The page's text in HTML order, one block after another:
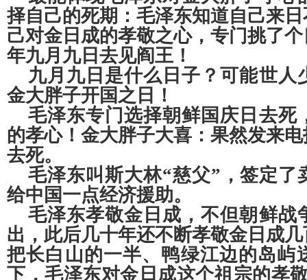
择自己的死期：毛泽东知道自己来
己对金日成的孝敬之心，专门挑了
年九月九日去见阎王！
九月九日是什么日子？可能世人
金大胖子开国之日！
毛泽东专门选择朝鲜国庆日去死
的孝心！金大胖子大喜：果然发来
去死。
毛泽东叫斯大林“慈父”，签定了
给中国一点经济援助。
毛泽东孝敬金日成，不但朝鲜战
出，此后几十年还不断孝敬金日成
把长白山的一半、鸭绿江边的岛屿
下，毛泽东对金日成这个祖宗的孝